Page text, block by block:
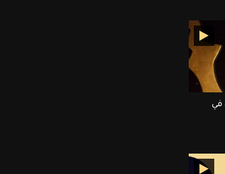
في